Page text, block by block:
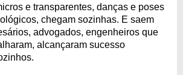
e transparentes, danças e poses
chegam sozinhas. E saem
advogados, engenheiros que
alcançaram sucesso